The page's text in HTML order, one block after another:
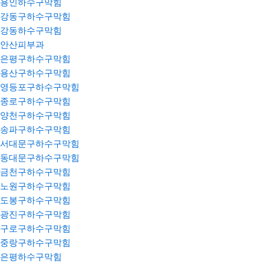
용인하수구막힘
강동구하수구막힘
강동하수구막힘
안산피부과
은평구하수구막힘
용산구하수구막힘
영등포구하수구막힘
종로구하수구막힘
양천구하수구막힘
송파구하수구막힘
서대문구하수구막힘
동대문구하수구막힘
금천구하수구막힘
노원구하수구막힘
도봉구하수구막힘
광진구하수구막힘
구로구하수구막힘
중랑구하수구막힘
은평하수구막힘